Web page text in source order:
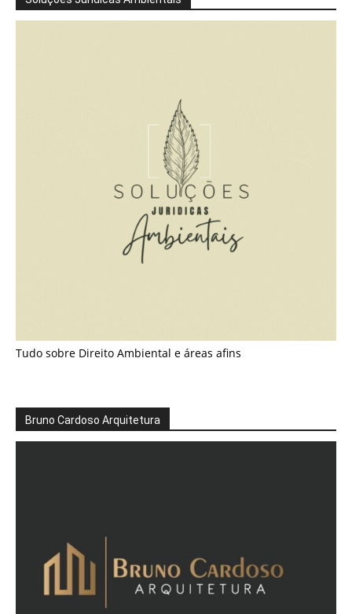
Tudo sobre Direito Ambiental e áreas afins
Bruno Cardoso Arquitetura